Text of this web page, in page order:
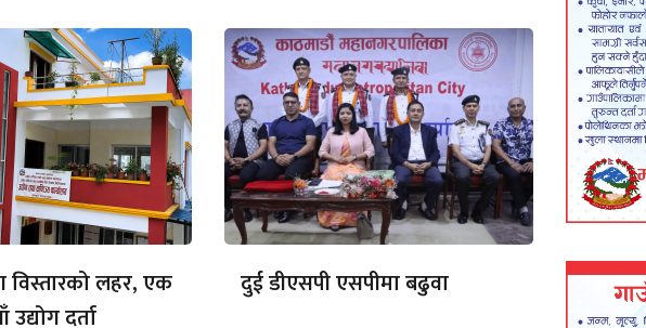
विस्तारको लहर, एक
दर्ता
दुई डीएसपी एसपीमा बढुवा